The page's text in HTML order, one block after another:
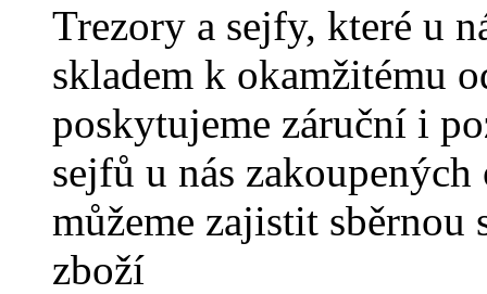
Trezory a sejfy, které u
skladem k okamžitému
poskytujeme záruční i
sejfů u nás
můžeme zajistit
zboží